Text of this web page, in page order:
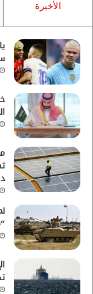
الأخيرة